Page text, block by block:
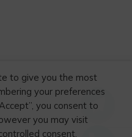
to give you the most
your preferences
you consent to
you may visit
consent.